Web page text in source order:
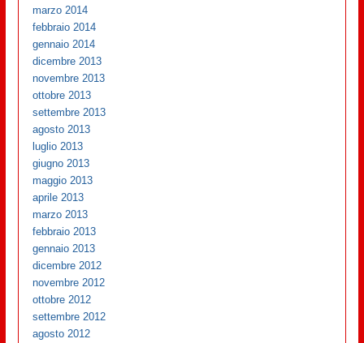
marzo 2014
febbraio 2014
gennaio 2014
dicembre 2013
novembre 2013
ottobre 2013
settembre 2013
agosto 2013
luglio 2013
giugno 2013
maggio 2013
aprile 2013
marzo 2013
febbraio 2013
gennaio 2013
dicembre 2012
novembre 2012
ottobre 2012
settembre 2012
agosto 2012